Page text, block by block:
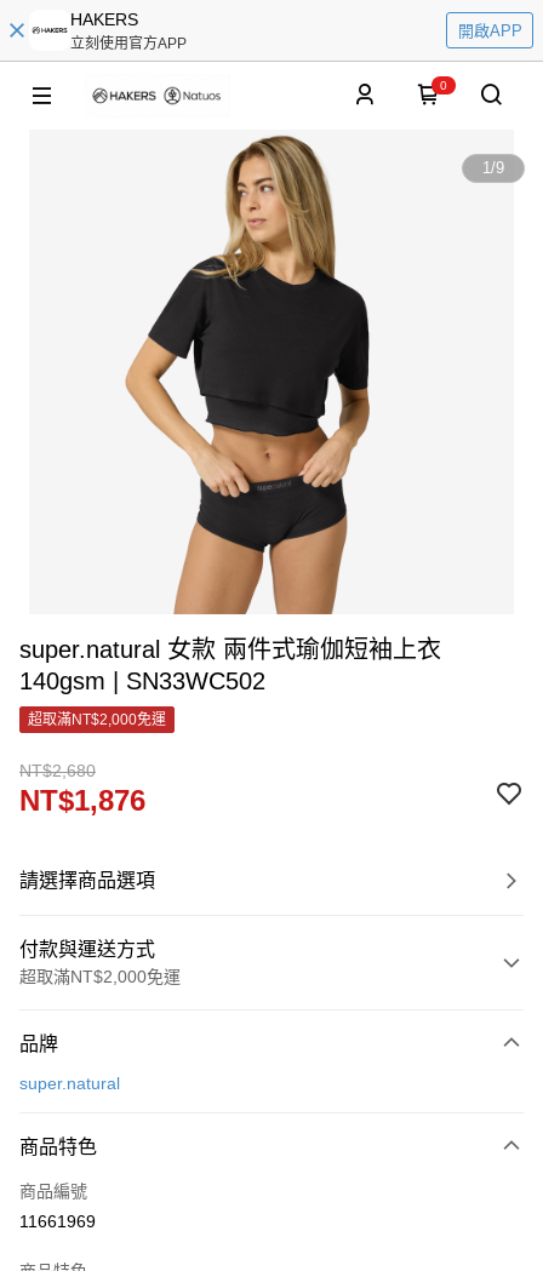
HAKERS
立刻使用官方APP
開啟APP
0
1/9
super.natural 女款 兩件式瑜伽短袖上衣
140gsm | SN33WC502
超取滿NT$2,000免運
NT$2,680
NT$1,876
請選擇商品選項
付款與運送方式
超取滿NT$2,000免運
信用卡一次付款
Apple Pay
街口支付
品牌
super.natural
商品特色
商品編號
11661969